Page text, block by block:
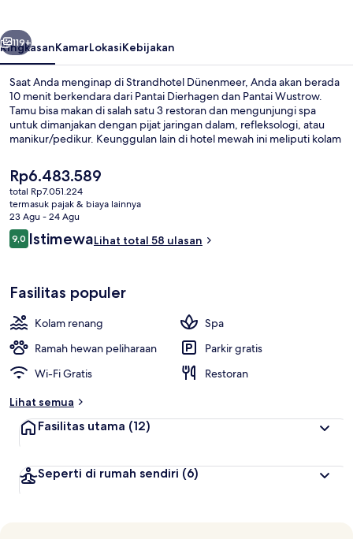
Berikutnya
119+
RingkasanKamarLokasiKebijakan
Saat Anda menginap di Strandhotel Dünenmeer, Anda akan berada
10 menit berkendara dari Pantai Dierhagen dan Pantai Wustrow.
Tamu bisa makan di salah satu 3 restoran dan mengunjungi spa
untuk dimanjakan dengan pijat jaringan dalam, refleksologi, atau
manikur/pedikur. Keunggulan lain di hotel mewah ini meliputi kolam
Harga
saat
ini
Rp6.483.589
Rp6.483.589
total Rp7.051.224
termasuk pajak & biaya lainnya
23 Agu - 24 Agu
Ulasan
9,09,0 dari 10
IstimewaLihat total 58 ulasan
Fasilitas populer
Kolam renang
Spa
Ramah hewan peliharaan
Parkir gratis
Wi-Fi Gratis
Restoran
Lihat semua
Fasilitas utama (12)
Seperti di rumah sendiri (6)